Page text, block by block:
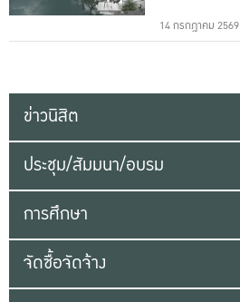
14 กรกฎาคม 2569
ข่าวนิสิต
ประชุม/สัมมนา/อบรม
การศึกษา
จัดซื้อจัดจ้าง